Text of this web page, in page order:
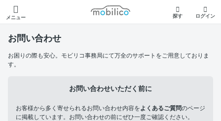
メニュー
モビリコ
探す ログイン
お問い合わせ
お困りの際も安心。モビリコ事務局にて万全のサポートをご用意しておりま
す。
お問い合わせいただく前に
お客様から多く寄せられるお問い合わせ内容をよくあるご質問のページ
に掲載しています。お問い合わせの前にぜひ一度ご確認ください。